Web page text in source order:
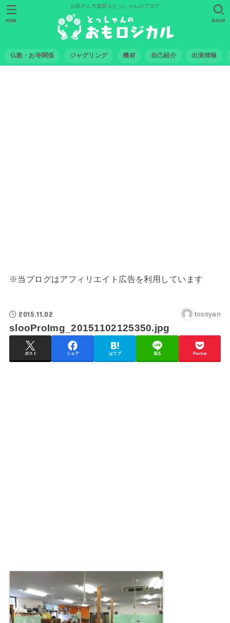
お坊さん大道芸人とっしゃんのブログ
仏教・お寺関係 ジャグリング 機材 自己紹介 出演情報
SEARCH
MENU
※当ブログはアフィリエイト広告を利用しています
2015.11.02 tossyan
slooProImg_20151102125350.jpg
ポスト シェア はてブ 送る Pocket